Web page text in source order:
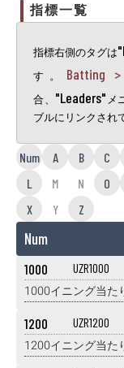
指標一覧
指標右側のタグは
す。 Batting
合、 "Leaders"メ
ブルにリンクされ
Num A B C
L
M N O
X
Y Z
Num
1000 UZR1000
1000イニング当た
1200 UZR1200
1200イニング当た